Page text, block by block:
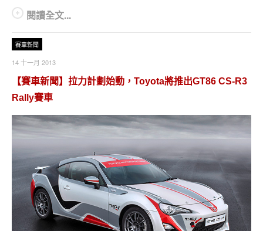
閱讀全文...
賽車新聞
14 十一月 2013
【賽車新聞】拉力計劃始動，Toyota將推出GT86 CS-R3
Rally賽車